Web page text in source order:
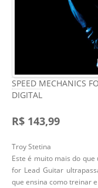
SPEED MECHANICS
DIGITAL
R$ 143,99
Troy Stetina
Este é muito mais do
for Lead Guitar
que ensina como treinar